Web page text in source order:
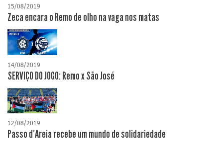
15/08/2019
Zeca encara o Remo de olho na vaga nos matas
14/08/2019
SERVIÇO DO JOGO: Remo x São José
12/08/2019
Passo d'Areia recebe um mundo de solidariedade